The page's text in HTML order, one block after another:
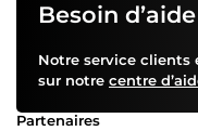
Besoin
Notre service clients
sur notre centre
Partenaires